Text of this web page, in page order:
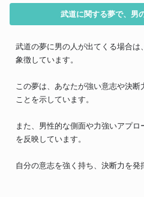
武道に関する夢で、男
武道の夢に男の人が出てくる場合
象徴しています。
この夢は、あなたが強い意志や決
ことを示しています。
また、男性的な側面や力強いアプ
を反映しています。
自分の意志を強く持ち、決断力を発